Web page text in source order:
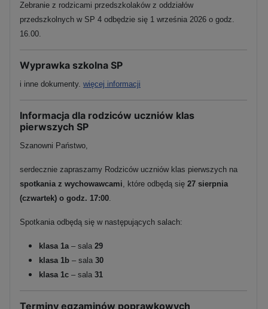
Zebranie z rodzicami przedszkolaków z oddziałów
przedszkolnych w SP 4 odbędzie się 1 września 2026 o godz.
16.00.
Wyprawka szkolna SP
i inne dokumenty. więcej informacji
Informacja dla rodziców uczniów klas
pierwszych SP
Szanowni Państwo,
serdecznie zapraszamy Rodziców uczniów klas pierwszych na
spotkania z wychowawcami, które odbędą się 27 sierpnia
(czwartek) o godz. 17:00.
Spotkania odbędą się w następujących salach:
klasa 1a– sala 29
klasa 1b – sala 30
klasa 1c – sala 31
Terminy egzaminów poprawkowych